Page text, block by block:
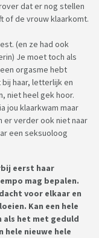
dat er nog stellen
of de vrouw klaarkomt.
(en ze had ook
Je moet toch als
orgasme hebt
haar, letterlijk en
niet heel gek hoor.
jou klaarkwam maar
er verder ook niet naar
een seksuoloog
eerst haar
mag bepalen.
voor elkaar en
Kan een hele
als het met geduld
hele nieuwe hele